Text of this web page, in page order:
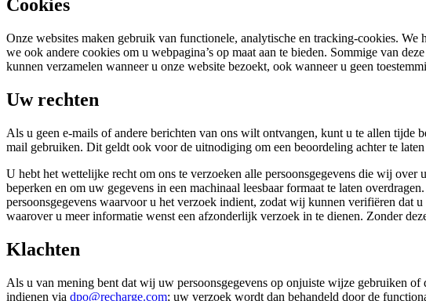
Cookies
Onze websites maken gebruik van functionele, analytische en tracking-cookies.
we ook andere cookies om u webpagina’s op maat aan te bieden. Sommige van
kunnen verzamelen wanneer u onze website bezoekt, ook wanneer u geen
Uw rechten
Als u geen e-mails of andere berichten van ons wilt ontvangen, kunt u te allen
mail gebruiken. Dit geldt ook voor de uitnodiging om een beoordeling achter te
U hebt het wettelijke recht om ons te verzoeken alle persoonsgegevens die wij
beperken en om uw gegevens in een machinaal leesbaar formaat te laten
persoonsgegevens waarvoor u het verzoek indient, zodat wij kunnen verifiëren dat
waarover u meer informatie wenst een afzonderlijk verzoek in te dienen. Zonder
Klachten
Als u van mening bent dat wij uw persoonsgegevens op onjuiste wijze gebruiken
indienen via dpo@recharge.com; uw verzoek wordt dan behandeld door de